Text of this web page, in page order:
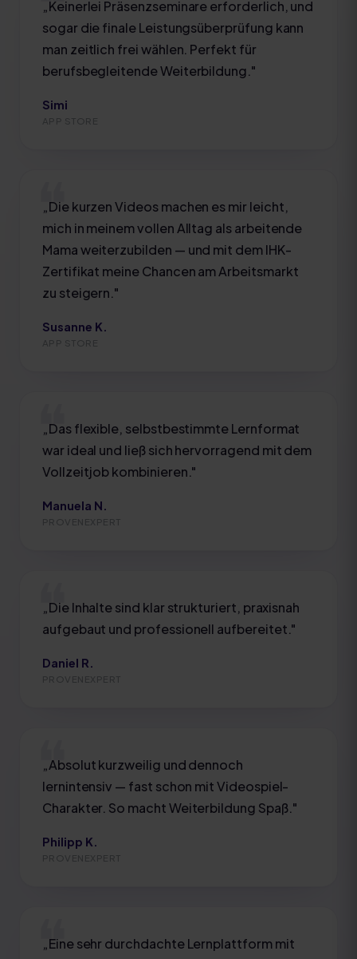
„Keinerlei Präsenzseminare erforderlich, und
sogar die finale Leistungsüberprüfung kann
man zeitlich frei wählen. Perfekt für
berufsbegleitende Weiterbildung."
Simi
APP STORE
„Die kurzen Videos machen es mir leicht,
mich in meinem vollen Alltag als arbeitende
Mama weiterzubilden — und mit dem IHK-
Zertifikat meine Chancen am Arbeitsmarkt
zu steigern."
Susanne K.
APP STORE
„Das flexible, selbstbestimmte Lernformat
war ideal und ließ sich hervorragend mit dem
Vollzeitjob kombinieren."
Manuela N.
PROVENEXPERT
„Die Inhalte sind klar strukturiert, praxisnah
aufgebaut und professionell aufbereitet."
Daniel R.
PROVENEXPERT
„Absolut kurzweilig und dennoch
lernintensiv — fast schon mit Videospiel-
Charakter. So macht Weiterbildung Spaß."
Philipp K.
PROVENEXPERT
„Eine sehr durchdachte Lernplattform mit